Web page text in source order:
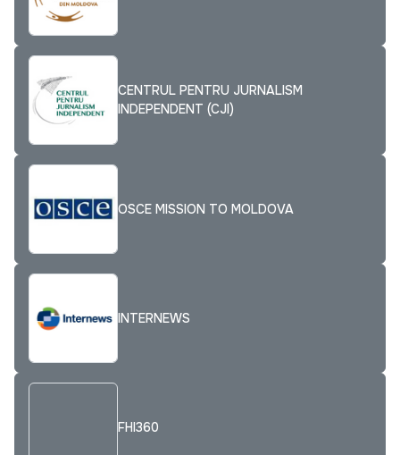
CENTRUL PENTRU JURNALISM
INDEPENDENT (CJI)
OSCE MISSION TO MOLDOVA
INTERNEWS
FHI360